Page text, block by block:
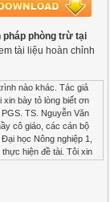
pháp phòng trừ tại
tài liệu hoàn chỉnh
mô hình phòng trừ chuột .................................................. 99 3.7.1. Hiệu quả của mô hình tại Tiền Phong, Mê Linh, Vĩnh Phúc .......... 99 3.7.2. Hiệu quả của mô hình tại huyện Kim Động và Phù Cừ, H−ng Yên .. 104 Kết luận và đề nghị ........................................................................ 110 Các công trình nghiên cứu đL công bố liên quan đến luận án................. 112 Tài liệu tham khảo .............................................................................. 113 Phụ lục......................................................................................................... 7 Các chữ viết tắt trong luận án BDCSH Bả diệt chuột sinh học C1 Khu vực đối chứng 1 C2 Khu vực đối chứng 2 Ha Hecta HTX Hợp tác xL IRM Quản lý chuột hại tổng hợp Ln Chỉ số −u thế của chuột n Số l−ợng mẫu N1 Khu vực lân cận 1 N2 Khu vực lân cận 2 R Hệ số gia tăng số l−ợng chuột vào bẫy theo thời gian T1 Khu vực thí nghiệm1 T2 Khu vực thí nghiệm 2 TBS Bẫy hàng rào cản TBS +TC Bẫy hàng rào cản có bẫy cây trồng TC Bẫy cây trồng 8 Danh mục bảng biểu Bảng Trang 3.1. Cơ cấu cây trồng trong năm tại Tiền Phong, Mê Linh, Vĩnh Phúc 43 3.2. Cơ cấu cây trồng trong năm tại Huyện Kim Động và Phù Cừ, H−ng Yên 45 3.3. Thành phần loài chuột tại Tiền Phong, Mê Linh, Vĩnh Phúc (1999 - 2002) 46 3.4. Thành phần loài chuột tại một số vùng thuộc 5 tỉnh đồng bằng sông Hồng (1999 - 2004) 49 3.5. Số l−ợng phôi trong một lứa của một số loài chuột 61 3.6. Chỉ tiêu số l−ợng quần thể của các loài chuột tại một địa điểm vào lúc tr−ớc gieo cấy vụ lúa mùa ở Tiền Phong, Mê Linh, Vĩnh Phúc (1999 - 2002) 74 3.7. Chỉ tiêu số l−ợng quần thể của các loài chuột tại một số địa điểm vào lúc tr−ớc gieo cấy vụ lúa xuân ở Tiền Phong, Mê Linh, Vĩnh Phúc (1999 - 2002) 75 3.8. Chỉ số lựa chọn nơi ở của chuột đồng lớn trong mùa sinh sản và mùa không sinh sản 80 3.9. Giai đoạn sinh tr−ởng của cây lúa bên trong và ngoài bẫy (TBS +TC) 82 3.10. Số chuột bắt đ−ợc bằng bẫy cây trồng có hàng rào cản (TBS + TC) tại Tiền Phong, Mê Linh, Vĩnh Phúc 83 3.11. Số l−ợng chuột bắt đ−ợc bằng bẫy (TBS +TC) ở mỗi giai đoạn sinh tr−ởng của cây lúa trong vụ lúa xuân và vụ mùa 84 9 3.12. Số chuột bắt đ−ợc trong một bẫy (TBS + TC) tại H−ng Yên 85 3.13. Chi phí cho một bẫy (TBS + TC) tại Tiền Phong, Mê Linh, Vĩnh